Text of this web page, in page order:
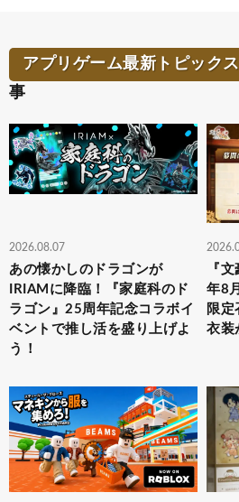
アプリゲーム最新トピックス
事
2026.08.07
あの懐かしのドラゴンが
IRIAMに降臨！『家庭科のド
ラゴン』25周年記念コラボイ
ベントで推し活を盛り上げよ
う！
『
年8
限定
衣装